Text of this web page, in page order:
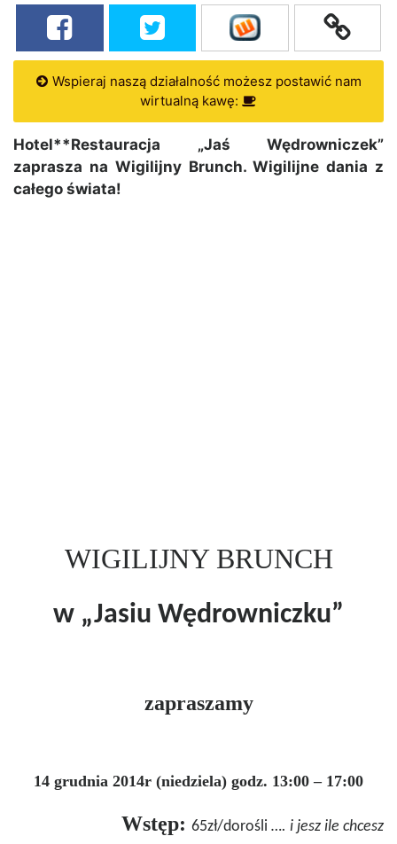
Wspieraj naszą działalność możesz postawić nam
wirtualną kawę:
Hotel**Restauracja „Jaś Wędrowniczek”
zaprasza na Wigilijny Brunch. Wigilijne dania z
całego świata!
WIGILIJNY BRUNCH
w „Jasiu Wędrowniczku”
zapraszamy
14 grudnia 2014r (niedziela) godz. 13:00 – 17:00
Wstęp: 65zł/dorośli …. i jesz ile chcesz